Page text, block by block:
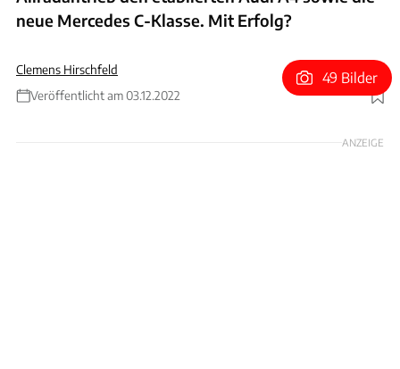
neue Mercedes C-Klasse. Mit Erfolg?
Clemens Hirschfeld
Veröffentlicht am 03.12.2022
Foto: Hans-Dieter Seufert
49 Bilder
ANZEIGE